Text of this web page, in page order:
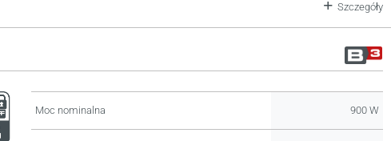
Szczegóły
Moc nominalna 900 W